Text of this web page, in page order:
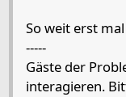
So weit erst
-----
Gäste der
interagieren.